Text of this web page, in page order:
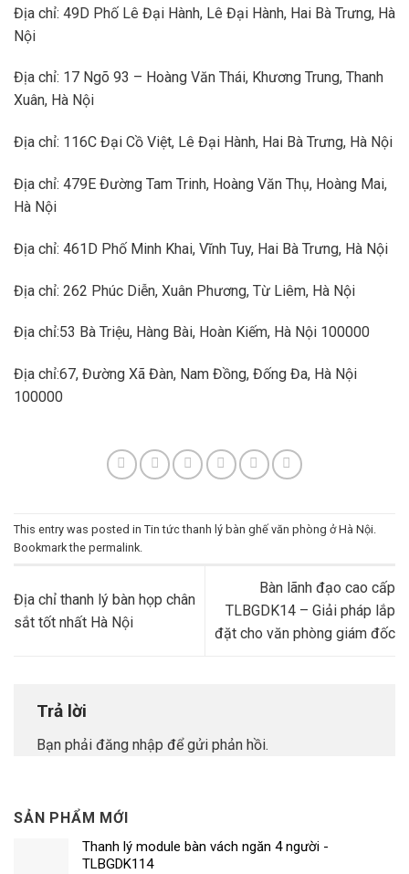
SẢN PHẨM MỚI
Thanh lý module bàn vách ngăn 4 người -
TLBGDK114
Địa chỉ: 49D Phố Lê Đại Hành, Lê Đại Hành, Hai Bà Trưng, Hà
Nội
Địa chỉ: 17 Ngõ 93 – Hoàng Văn Thái, Khương Trung, Thanh
Xuân, Hà Nội
Địa chỉ: 116C Đại Cồ Việt, Lê Đại Hành, Hai Bà Trưng, Hà Nội
Địa chỉ: 479E Đường Tam Trinh, Hoàng Văn Thụ, Hoàng Mai,
Hà Nội
Địa chỉ: 461D Phố Minh Khai, Vĩnh Tuy, Hai Bà Trưng, Hà Nội
Địa chỉ: 262 Phúc Diễn, Xuân Phương, Từ Liêm, Hà Nội
Địa chỉ:53 Bà Triệu, Hàng Bài, Hoàn Kiếm, Hà Nội 100000
Địa chỉ:67, Đường Xã Đàn, Nam Đồng, Đống Đa, Hà Nội
100000
This entry was posted in Tin tức thanh lý bàn ghế văn phòng ở Hà Nội
Bookmark the permalink
Địa chỉ thanh lý bàn họp chân
sắt tốt nhất Hà Nội
Bàn lãnh đạo cao cấp
TLBGDK14 – Giải pháp lắp
đặt cho văn phòng giám đốc
Trả lời
Bạn phải đăng nhập để gửi phản hồi.